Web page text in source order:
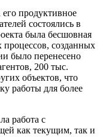
его продуктивное
состоялись в
была бесшовная
созданных
было перенесено
200 тыс.
объектов, что
работы для более
работа с
как текущим, так и